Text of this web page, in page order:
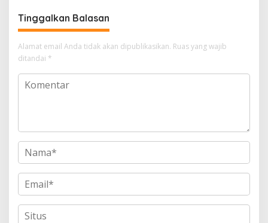
Tinggalkan Balasan
Alamat email Anda tidak akan dipublikasikan. Ruas yang wajib
ditandai *